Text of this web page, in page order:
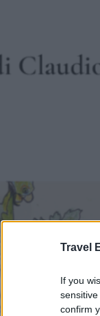
Travel
If you
confirm